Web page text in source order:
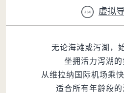
虚拟
无论海滩或泻湖，
坐拥活力泻湖
从维拉纳国际机场乘
适合所有年龄段